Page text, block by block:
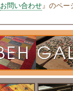
お問い合わせ』のペー